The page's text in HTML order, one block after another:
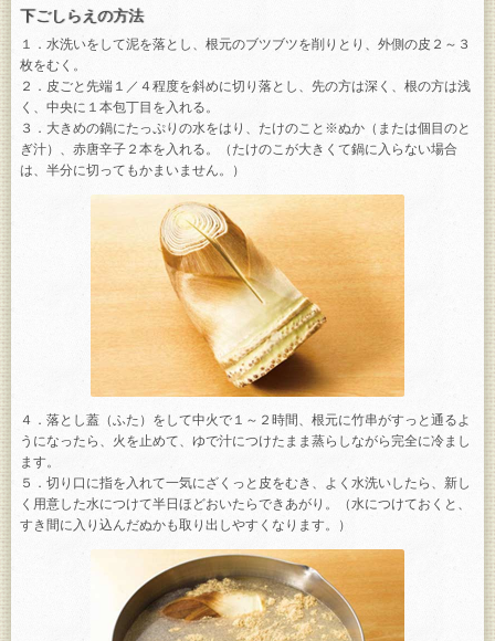
下ごしらえの方法
１．水洗いをして泥を落とし、根元のブツブツを削りとり、外側の皮２～３
枚をむく。
２．皮ごと先端１／４程度を斜めに切り落とし、先の方は深く、根の方は浅
く、中央に１本包丁目を入れる。
３．大きめの鍋にたっぷりの水をはり、たけのこと※ぬか（または個目のと
ぎ汁）、赤唐辛子２本を入れる。（たけのこが大きくて鍋に入らない場合
は、半分に切ってもかまいません。）
４．落とし蓋（ふた）をして中火で１～２時間、根元に竹串がすっと通るよ
うになったら、火を止めて、ゆで汁につけたまま蒸らしながら完全に冷まし
ます。
５．切り口に指を入れて一気にざくっと皮をむき、よく水洗いしたら、新し
く用意した水につけて半日ほどおいたらできあがり。（水につけておくと、
すき間に入り込んだぬかも取り出しやすくなります。）